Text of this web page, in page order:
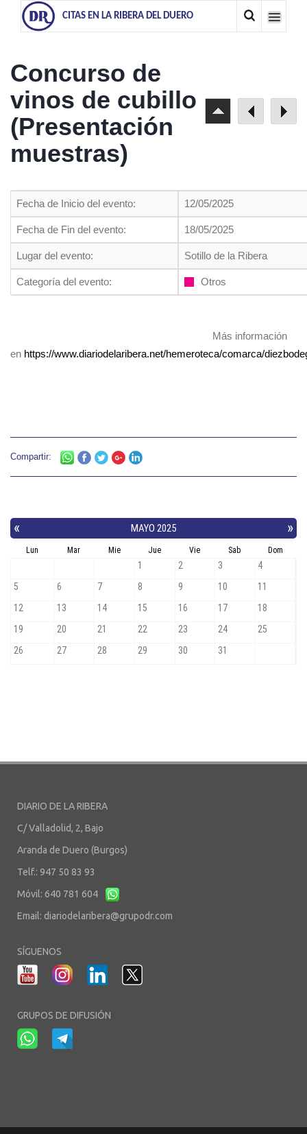
CITAS EN LA RIBERA DEL DUERO
Concurso de
vinos de cubillo
(Presentación
muestras)
Fecha de Inicio del evento: 12/05/2025
Fecha de Fin del evento: 18/05/2025
Lugar del evento: Sotillo de la Ribera
Categoría del evento: Otros
Más información
en https://www.diariodelaribera.net/hemeroteca/comarca/
Compartir:
DIARIO DE LA RIBERA
C/ Valladolid, 2, Bajo
Aranda de Duero (Burgos)
Telf.: 947 50 83 93
Móvil: 640 781 604
Email: diariodelaribera@grupodr.com
SÍGUENOS
GRUPOS DE DIFUSIÓN